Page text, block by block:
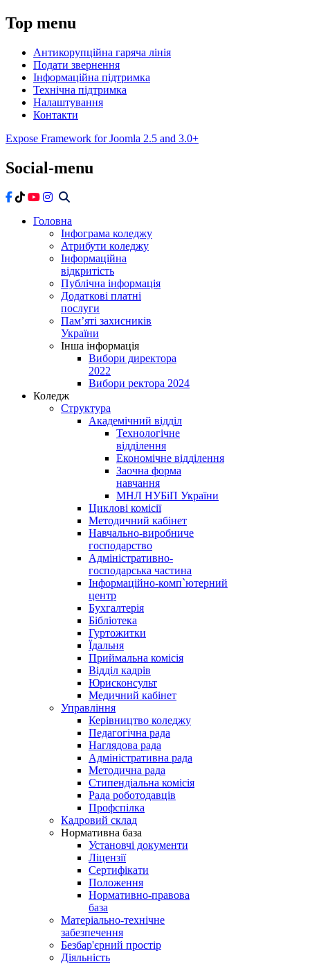
Top menu
Антикорупційна гаряча лінія
Подати звернення
Інформаційна підтримка
Технічна підтримка
Налаштування
Контакти
Expose Framework for Joomla 2.5 and 3.0+
Social-menu
Головна
Інфограма коледжу
Атрибути коледжу
Інформаційна
відкритість
Публічна інформація
Додаткові платні
послуги
Пам’яті захисників
України
Інша інформація
Вибори директора
2022
Вибори ректора 2024
Коледж
Структура
Академічний відділ
Технологічне
відділення
Економічне відділення
Заочна форма
навчання
МНЛ НУБіП України
Циклові комісії
Методичний кабінет
Навчально-виробниче
господарство
Адміністративно-
господарська частина
Інформаційно-комп`ютерний
центр
Бухгалтерія
Бібліотека
Гуртожитки
Їдальня
Приймальна комісія
Відділ кадрів
Юрисконсульт
Медичний кабінет
Управління
Керівництво коледжу
Педагогічна рада
Наглядова рада
Адміністративна рада
Методична рада
Стипендіальна комісія
Рада роботодавців
Профспілка
Кадровий склад
Нормативна база
Установчі документи
Ліцензії
Сертифікати
Положення
Нормативно-правова
база
Матеріально-технічне
забезпечення
Безбар'єрний простір
Діяльність